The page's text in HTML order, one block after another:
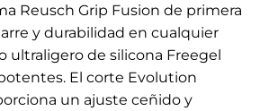
Reusch Grip Fusion de primera
y durabilidad en cualquier
ultraligero de silicona Freegel
El corte Evolution
un ajuste ceñido y